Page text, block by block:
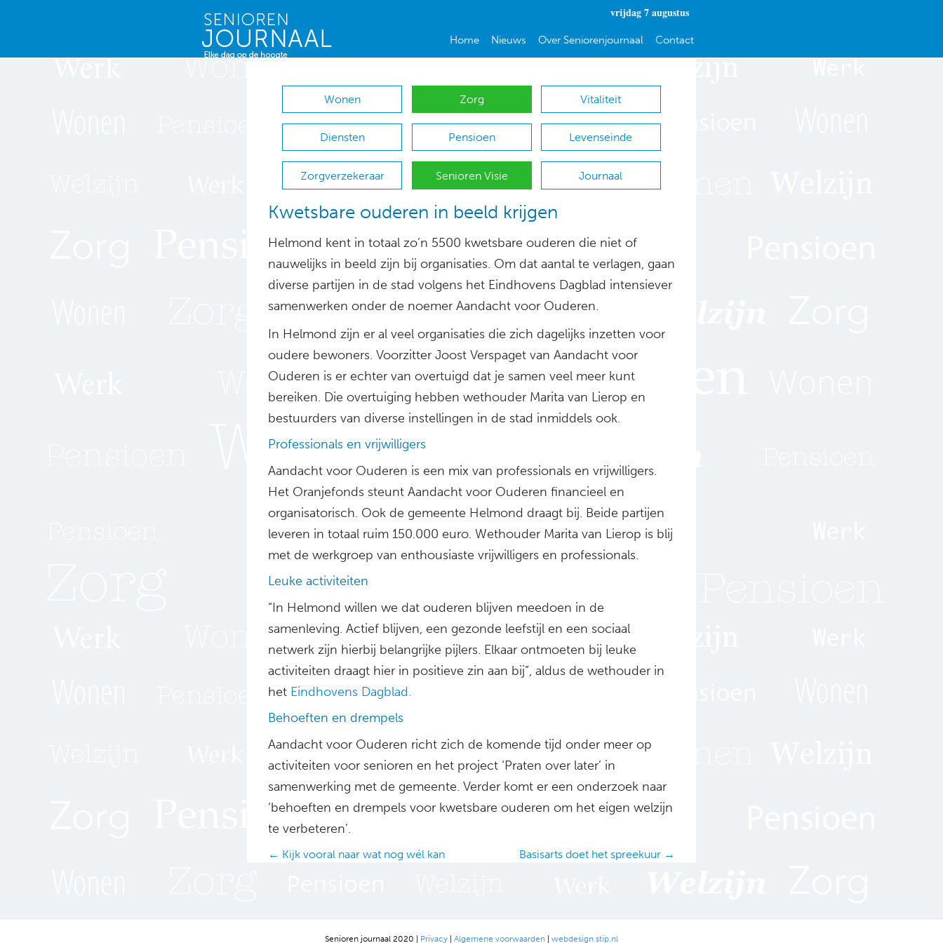
vrijdag 7 augustus
Home Nieuws Over Seniorenjournaal Contact
Wonen Zorg Vitaliteit
Diensten Pensioen Levenseinde
Zorgverzekeraar Senioren Visie Journaal
Kwetsbare ouderen in beeld krijgen
Helmond kent in totaal zo’n 5500 kwetsbare ouderen die niet of
nauwelijks in beeld zijn bij organisaties. Om dat aantal te verlagen, gaan
diverse partijen in de stad volgens het Eindhovens Dagblad intensiever
samenwerken onder de noemer Aandacht voor Ouderen.
In Helmond zijn er al veel organisaties die zich dagelijks inzetten voor
oudere bewoners. Voorzitter Joost Verspaget van Aandacht voor
Ouderen is er echter van overtuigd dat je samen veel meer kunt
bereiken. Die overtuiging hebben wethouder Marita van Lierop en
bestuurders van diverse instellingen in de stad inmiddels ook.
Professionals en vrijwilligers
Aandacht voor Ouderen is een mix van professionals en vrijwilligers.
Het Oranjefonds steunt Aandacht voor Ouderen financieel en
organisatorisch. Ook de gemeente Helmond draagt bij. Beide partijen
leveren in totaal ruim 150.000 euro. Wethouder Marita van Lierop is blij
met de werkgroep van enthousiaste vrijwilligers en professionals.
Leuke activiteiten
“In Helmond willen we dat ouderen blijven meedoen in de
samenleving. Actief blijven, een gezonde leefstijl en een sociaal
netwerk zijn hierbij belangrijke pijlers. Elkaar ontmoeten bij leuke
activiteiten draagt hier in positieve zin aan bij”, aldus de wethouder in
het Eindhovens Dagblad.
Behoeften en drempels
Aandacht voor Ouderen richt zich de komende tijd onder meer op
activiteiten voor senioren en het project ‘Praten over later’ in
samenwerking met de gemeente. Verder komt er een onderzoek naar
‘behoeften en drempels voor kwetsbare ouderen om het eigen welzijn
te verbeteren’.
Posts
← Kijk vooral naar wat nog wél kan Basisarts doet het spreekuur →
Senioren journaal 2020 | Privacy | Algemene voorwaarden | webdesign stip.nl